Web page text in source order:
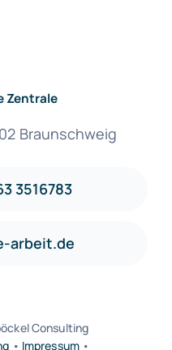
Zentrale
Braunschweig
3516783
arbeit.de
Consulting
• Impressum •